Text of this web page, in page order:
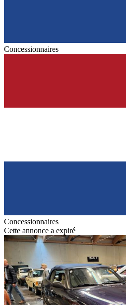
Concessionnaires
Concessionnaires
Cette annonce a expiré